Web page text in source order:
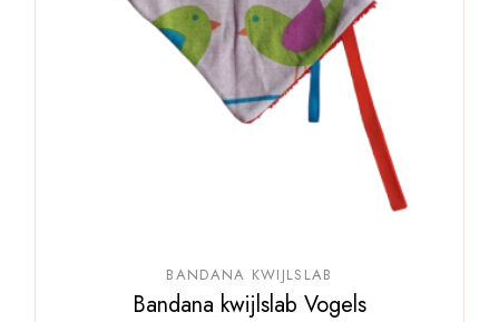
BANDANA KWIJLSLAB
Bandana kwijlslab Vogels